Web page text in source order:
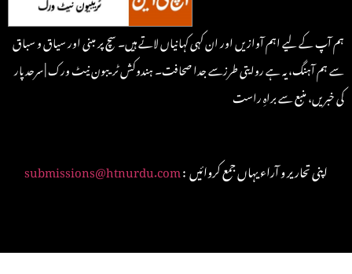
ہم آپ کے لیے اہم آوازیں اور ان کہی کہانیاں لاتے ہیں۔ سچ پر مبنی اور سیاق و سباق
سے ہم آہنگ، یہ ہے روایتی طرزسے جدا صحافت۔ ہندوکش ٹریبون نیٹ ورک | سرحد پار
کی خبریں، منبع سے براہِ راست
submissions@htnurdu.com : اپنی تحاریر و آراء یہاں جمع کروائیں